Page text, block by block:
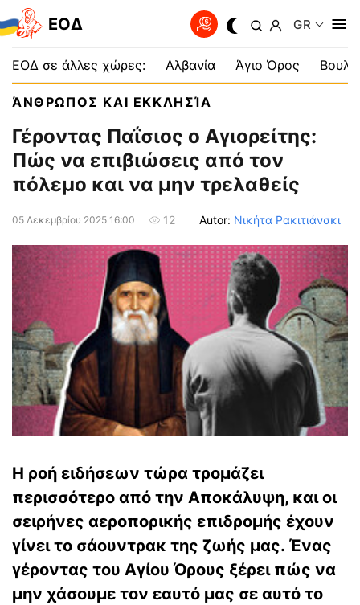
EOΔ GR
ΕΟΔ σε άλλες χώρες: Αλβανία Άγιο Όρος
ΆΝΘΡΩΠΟΣ ΚΑΙ ΕΚΚΛΗΣΊΑ
Γέροντας Παΐσιος ο Αγιορείτης:
Πώς να επιβιώσεις από τον
πόλεμο και να μην τρελαθείς
05 Δεκεμβρίου 2025 16:00 12 Autor: Νικήτα Ρακιτιάνσκι
Η ροή ειδήσεων τώρα τρομάζει
περισσότερο από την Αποκάλυψη, και οι
σειρήνες αεροπορικής επιδρομής έχουν
γίνει το σάουντρακ της ζωής μας. Ένας
γέροντας του Αγίου Όρους ξέρει πώς να
μην χάσουμε τον εαυτό μας σε αυτό το